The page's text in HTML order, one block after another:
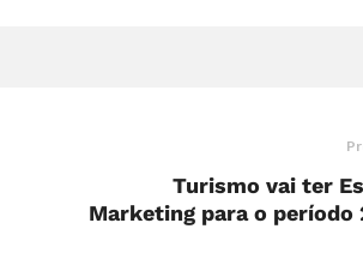
Turismo vai ter
Marketing para o